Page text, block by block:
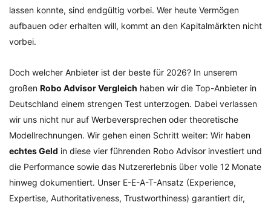
lassen konnte, sind endgültig vorbei. Wer heute Vermögen
aufbauen oder erhalten will, kommt an den Kapitalmärkten nicht
vorbei.
Doch welcher Anbieter ist der beste für 2026? In unserem
großen Robo Advisor Vergleich haben wir die Top-Anbieter in
Deutschland einem strengen Test unterzogen. Dabei verlassen
wir uns nicht nur auf Werbeversprechen oder theoretische
Modellrechnungen. Wir gehen einen Schritt weiter: Wir haben
echtes Geld in diese vier führenden Robo Advisor investiert und
die Performance sowie das Nutzererlebnis über volle 12 Monate
hinweg dokumentiert. Unser E-E-A-T-Ansatz (Experience,
Expertise, Authoritativeness, Trustworthiness) garantiert dir,